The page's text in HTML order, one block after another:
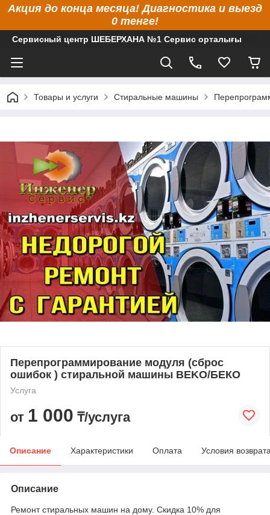
Акция до конца месяца! Диагностика и выезд
0 тенге!
Сервисный центр ШЕБЕРХАНА №1 Сервис орталығы
Товары и услуги Стиральные машины
Перепрограммирование модуля (сброс
ошибок ) стиральной машины BEKO/БЕКО
Услуга
от 1 000 ₸/услуга
Описание Характеристики Оплата Условия
Описание
Ремонт стиральных машин на дому. Скидка 10% для